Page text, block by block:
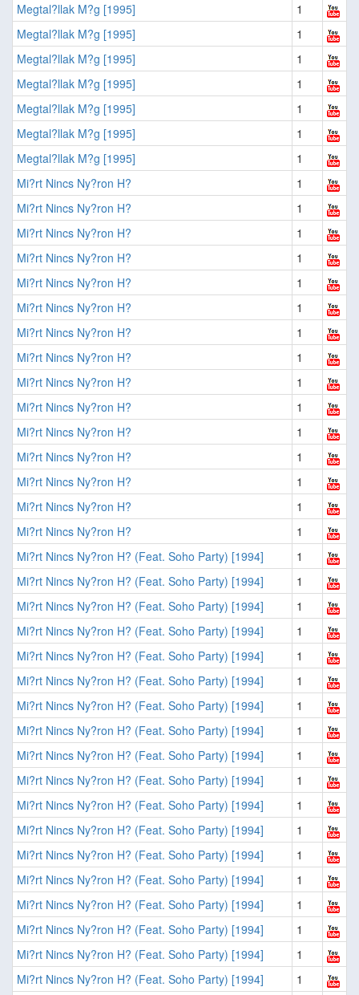
Megtal?llak M?g [1995]
1
Megtal?llak M?g [1995]
1
Megtal?llak M?g [1995]
1
Megtal?llak M?g [1995]
1
Megtal?llak M?g [1995]
1
Megtal?llak M?g [1995]
1
Megtal?llak M?g [1995]
1
Mi?rt Nincs Ny?ron H?
1
Mi?rt Nincs Ny?ron H?
1
Mi?rt Nincs Ny?ron H?
1
Mi?rt Nincs Ny?ron H?
1
Mi?rt Nincs Ny?ron H?
1
Mi?rt Nincs Ny?ron H?
1
Mi?rt Nincs Ny?ron H?
1
Mi?rt Nincs Ny?ron H?
1
Mi?rt Nincs Ny?ron H?
1
Mi?rt Nincs Ny?ron H?
1
Mi?rt Nincs Ny?ron H?
1
Mi?rt Nincs Ny?ron H?
1
Mi?rt Nincs Ny?ron H?
1
Mi?rt Nincs Ny?ron H?
1
Mi?rt Nincs Ny?ron H?
1
Mi?rt Nincs Ny?ron H? (Feat. Soho Party) [1994]
1
Mi?rt Nincs Ny?ron H? (Feat. Soho Party) [1994]
1
Mi?rt Nincs Ny?ron H? (Feat. Soho Party) [1994]
1
Mi?rt Nincs Ny?ron H? (Feat. Soho Party) [1994]
1
Mi?rt Nincs Ny?ron H? (Feat. Soho Party) [1994]
1
Mi?rt Nincs Ny?ron H? (Feat. Soho Party) [1994]
1
Mi?rt Nincs Ny?ron H? (Feat. Soho Party) [1994]
1
Mi?rt Nincs Ny?ron H? (Feat. Soho Party) [1994]
1
Mi?rt Nincs Ny?ron H? (Feat. Soho Party) [1994]
1
Mi?rt Nincs Ny?ron H? (Feat. Soho Party) [1994]
1
Mi?rt Nincs Ny?ron H? (Feat. Soho Party) [1994]
1
Mi?rt Nincs Ny?ron H? (Feat. Soho Party) [1994]
1
Mi?rt Nincs Ny?ron H? (Feat. Soho Party) [1994]
1
Mi?rt Nincs Ny?ron H? (Feat. Soho Party) [1994]
1
Mi?rt Nincs Ny?ron H? (Feat. Soho Party) [1994]
1
Mi?rt Nincs Ny?ron H? (Feat. Soho Party) [1994]
1
Mi?rt Nincs Ny?ron H? (Feat. Soho Party) [1994]
1
Mi?rt Nincs Ny?ron H? (Feat. Soho Party) [1994]
1